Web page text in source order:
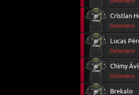
Cristian
Delantero
Lucas
Delantero
Chimy
Delantero
Brekalo